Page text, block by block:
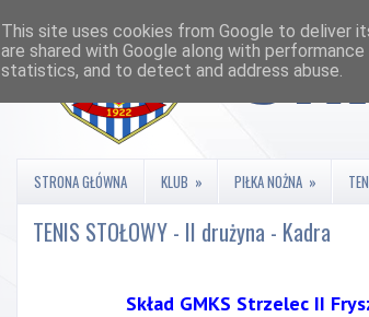
STRONA GŁÓWNA KLUB » PIŁKA NOŻNA »
TENIS STOŁOWY - II drużyna - Kadra
Skład GMKS Strzelec II
This site uses cookies from Google to deliver
are shared with Google along with
statistics, and to detect and address abuse.